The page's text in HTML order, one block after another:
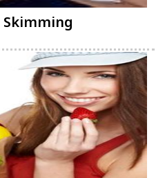
Skimming